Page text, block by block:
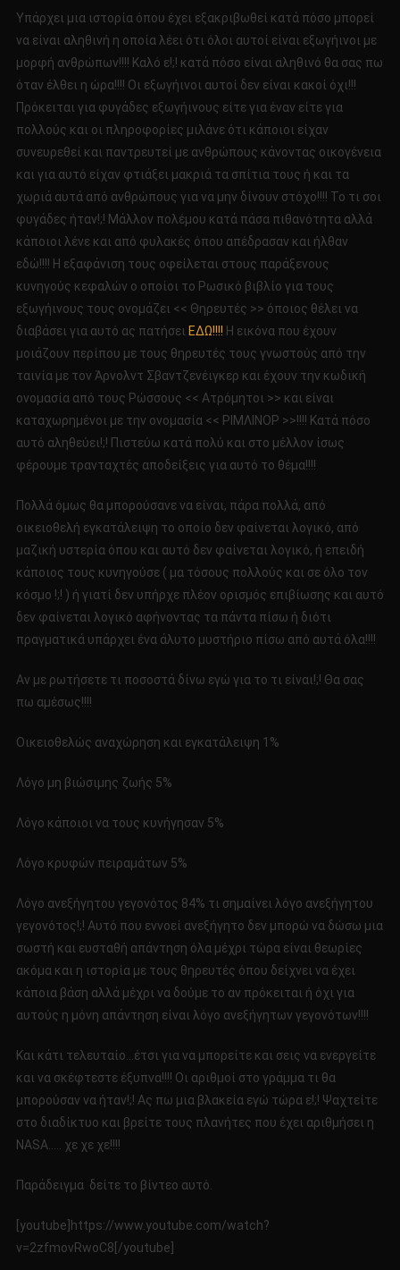
Υπάρχει μια ιστορία όπου έχει εξακριβωθεί κατά πόσο μπορεί
να είναι αληθινή η οποία λέει ότι όλοι αυτοί είναι εξωγήινοι με
μορφή ανθρώπων!!!! Καλό ε!;! κατά πόσο είναι αληθινό θα σας πω
όταν έλθει η ώρα!!!! Οι εξωγήινοι αυτοί δεν είναι κακοί όχι!!!
Πρόκειται για φυγάδες εξωγήινους είτε για έναν είτε για
πολλούς και οι πληροφορίες μιλάνε ότι κάποιοι είχαν
συνευρεθεί και παντρευτεί με ανθρώπους κάνοντας οικογένεια
και για αυτό είχαν φτιάξει μακριά τα σπίτια τους ή και τα
χωριά αυτά από ανθρώπους για να μην δίνουν στόχο!!!! Το τι σοι
φυγάδες ήταν!;! Μάλλον πολέμου κατά πάσα πιθανότητα αλλά
κάποιοι λένε και από φυλακές όπου απέδρασαν και ήλθαν
εδώ!!!! Η εξαφάνιση τους οφείλεται στους παράξενους
κυνηγούς κεφαλών ο οποίοι το Ρωσικό βιβλίο για τους
εξωγήινους τους ονομάζει << Θηρευτές >> όποιος θέλει να
διαβάσει για αυτό ας πατήσει ΕΔΩ!!!! Η εικόνα που έχουν
μοιάζουν περίπου με τους θηρευτές τους γνωστούς από την
ταινία με τον Άρνολντ Σβαντζενέιγκερ και έχουν την κωδική
ονομασία από τους Ρώσσους << Ατρόμητοι >> και είναι
καταχωρημένοι με την ονομασία << ΡΙΜΛΙΝΟΡ >>!!!! Κατά πόσο
αυτό αληθεύει!;! Πιστεύω κατά πολύ και στο μέλλον ίσως
φέρουμε τρανταχτές αποδείξεις για αυτό το θέμα!!!!
Πολλά όμως θα μπορούσανε να είναι, πάρα πολλά, από
οικειοθελή εγκατάλειψη το οποίο δεν φαίνεται λογικό, από
μαζική υστερία όπου και αυτό δεν φαίνεται λογικό, ή επειδή
κάποιος τους κυνηγούσε ( μα τόσους πολλούς και σε όλο τον
κόσμο !;! ) ή γιατί δεν υπήρχε πλέον ορισμός επιβίωσης και αυτό
δεν φαίνεται λογικό αφήνοντας τα πάντα πίσω ή διότι
πραγματικά υπάρχει ένα άλυτο μυστήριο πίσω από αυτά όλα!!!!
Αν με ρωτήσετε τι ποσοστά δίνω εγώ για το τι είναι!;! Θα σας
πω αμέσως!!!!
Οικειοθελώς αναχώρηση και εγκατάλειψη 1%
Λόγο μη βιώσιμης ζωής 5%
Λόγο κάποιοι να τους κυνήγησαν 5%
Λόγο κρυφών πειραμάτων 5%
Λόγο ανεξήγητου γεγονότος 84% τι σημαίνει λόγο ανεξήγητου
γεγονότος!;! Αυτό που εννοεί ανεξήγητο δεν μπορώ να δώσω μια
σωστή και ευσταθή απάντηση όλα μέχρι τώρα είναι θεωρίες
ακόμα και η ιστορία με τους θηρευτές όπου δείχνει να έχει
κάποια βάση αλλά μέχρι να δούμε το αν πρόκειται ή όχι για
αυτούς η μόνη απάντηση είναι λόγο ανεξήγητων γεγονότων!!!!
Και κάτι τελευταίο…έτσι για να μπορείτε και σεις να ενεργείτε
και να σκέφτεστε έξυπνα!!!! Οι αριθμοί στο γράμμα τι θα
μπορούσαν να ήταν!;! Ας πω μια βλακεία εγώ τώρα ε!;! Ψαχτείτε
στο διαδίκτυο και βρείτε τους πλανήτες που έχει αριθμήσει η
NASA….. χε χε χε!!!!
Παράδειγμα δείτε το βίντεο αυτό.
[youtube]https://www.youtube.com/watch?
v=2zfmovRwoC8[/youtube]